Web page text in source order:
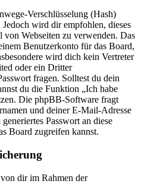
Verschlüsselung (Hash)
Jedoch wird dir empfohlen, dieses
Webseiten zu verwenden. Das
Benutzerkonto für das Board,
wird dich kein Vertreter
oder ein Dritter
fragen. Solltest du dein
du die Funktion „Ich habe
Die phpBB-Software fragt
und deiner E-Mail-Adresse
Passwort an diese
Board zugreifen kannst.
dir im Rahmen der